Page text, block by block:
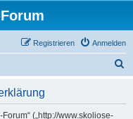
Anmelden
Registrieren
(„http://www.skoliose-